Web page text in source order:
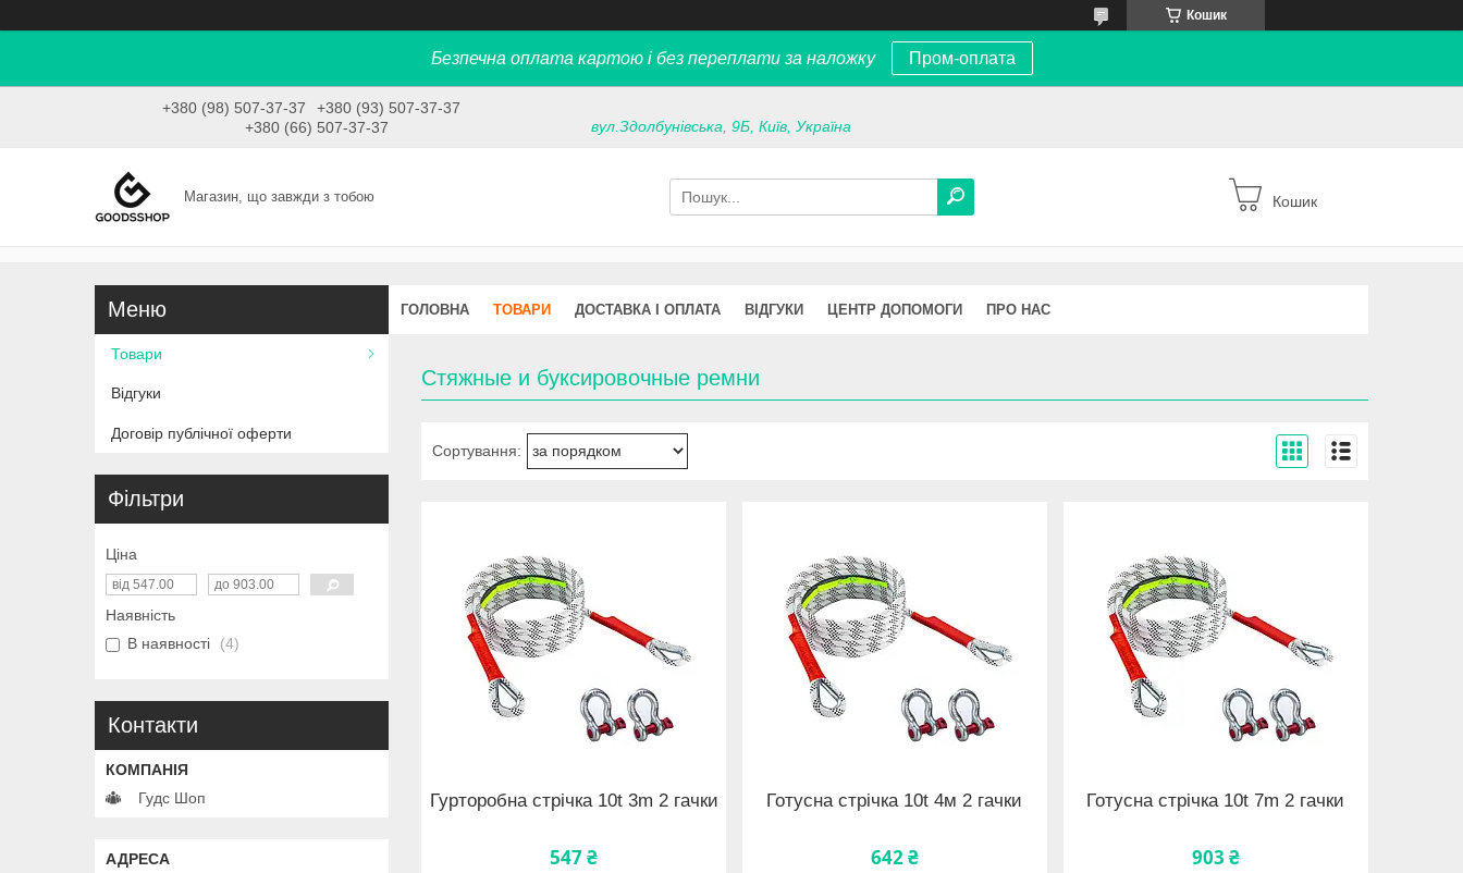
Кошик
Безпечна оплата картою і без переплати за наложку Пром-оплата
+380 (98) 507-37-37
+380 (93) 507-37-37
+380 (66) 507-37-37
вул.Здолбунівська, 9Б, Київ, Україна
Магазин, що завжди з тобою Кошик
ГОЛОВНА ТОВАРИ ДОСТАВКА І ОПЛАТА ВІДГУКИ ЦЕНТР ДОПОМОГИ ПРО НАС
Стяжные и буксировочные ремни
Гурторобна стрічка 10t 3m 2 гачки
547 ₴
Готусна стрічка 10t 4м 2 гачки
642 ₴
Готусна стрічка 10t 7m 2 гачки
903 ₴
Товари
Відгуки
Договір публічної оферти
Фільтри
Ціна
Наявність
В наявності
4
Контакти
Гудс Шоп